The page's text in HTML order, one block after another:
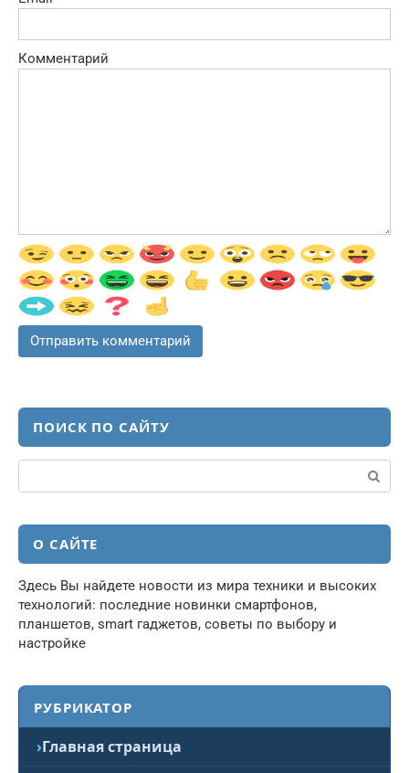
Комментарий
ПОИСК ПО САЙТУ
Поиск:
О САЙТЕ
Здесь Вы найдете новости из мира техники и высоких
технологий: последние новинки смартфонов,
планшетов, smart гаджетов, советы по выбору и
настройке
РУБРИКАТОР
Главная страница